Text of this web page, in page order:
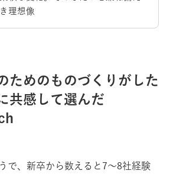
理想像
ためのものづくりがした
共感して選んだ
で、新卒から数えると7〜8社経験